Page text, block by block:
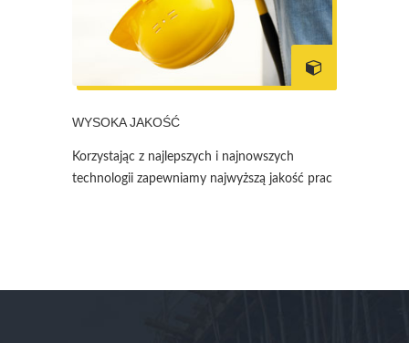
WYSOKA JAKOŚĆ
Korzystając z najlepszych i najnowszych
technologii zapewniamy najwyższą jakość prac